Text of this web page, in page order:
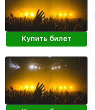
Купить билет